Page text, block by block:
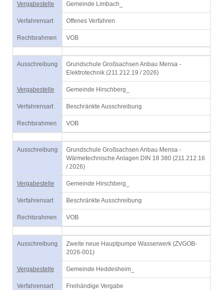
Vergabestelle Gemeinde Limbach_
Verfahrensart Offenes Verfahren
Rechtsrahmen VOB
Ausschreibung
Grundschule Großsachsen Anbau Mensa -
Elektrotechnik (211.212.19 / 2026)
Vergabestelle Gemeinde Hirschberg_
Verfahrensart Beschränkte Ausschreibung
Rechtsrahmen VOB
Ausschreibung
Grundschule Großsachsen Anbau Mensa -
Wärmetechnische Anlagen DIN 18 380 (211.212.16
/ 2026)
Vergabestelle Gemeinde Hirschberg_
Verfahrensart Beschränkte Ausschreibung
Rechtsrahmen VOB
Ausschreibung
Zweite neue Hauptpumpe Wasserwerk (ZVGOB-
2026-001)
Vergabestelle Gemeinde Heddesheim_
Verfahrensart Freihändige Vergabe